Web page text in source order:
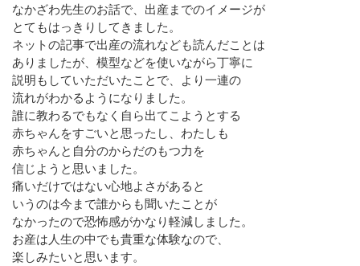
なかざわ先生のお話で、出産までのイメージが
とてもはっきりしてきました。
ネットの記事で出産の流れなども読んだことは
ありましたが、模型などを使いながら丁寧に
説明もしていただいたことで、より一連の
流れがわかるようになりました。
誰に教わるでもなく自ら出てこようとする
赤ちゃんをすごいと思ったし、わたしも
赤ちゃんと自分のからだのもつ力を
信じようと思いました。
痛いだけではない心地よさがあると
いうのは今まで誰からも聞いたことが
なかったので恐怖感がかなり軽減しました。
お産は人生の中でも貴重な体験なので、
楽しみたいと思います。